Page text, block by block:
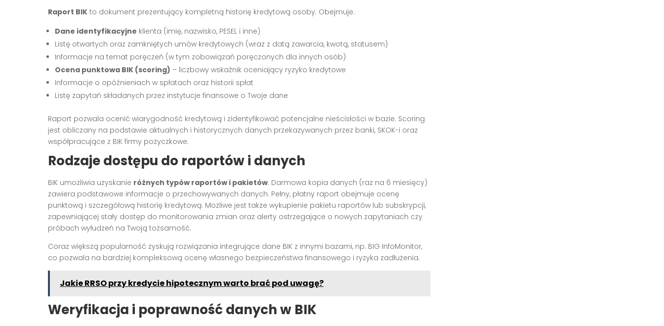
Raport BIK to dokument prezentujący kompletną historię kredytową osoby. Obejmuje:
Dane identyfikacyjne klienta (imię, nazwisko, PESEL i inne)
Listę otwartych oraz zamkniętych umów kredytowych (wraz z datą zawarcia, kwotą, statusem)
Informacje na temat poręczeń (w tym zobowiązań poręczonych dla innych osób)
Ocena punktowa BIK (scoring) – liczbowy wskaźnik oceniający ryzyko kredytowe
Informacje o opóźnieniach w spłatach oraz historii spłat
Listę zapytań składanych przez instytucje finansowe o Twoje dane
Raport pozwala ocenić wiarygodność kredytową i zidentyfikować potencjalne nieścisłości w bazie. Scoring
jest obliczany na podstawie aktualnych i historycznych danych przekazywanych przez banki, SKOK-i oraz
współpracujące z BIK firmy pożyczkowe.
Rodzaje dostępu do raportów i danych
BIK umożliwia uzyskanie różnych typów raportów i pakietów. Darmowa kopia danych (raz na 6 miesięcy)
zawiera podstawowe informacje o przechowywanych danych. Pełny, płatny raport obejmuje ocenę
punktową i szczegółową historię kredytową. Możliwe jest także wykupienie pakietu raportów lub subskrypcji,
zapewniającej stały dostęp do monitorowania zmian oraz alerty ostrzegające o nowych zapytaniach czy
próbach wyłudzeń na Twoją tożsamość.
Coraz większą popularność zyskują rozwiązania integrujące dane BIK z innymi bazami, np. BIG InfoMonitor,
co pozwala na bardziej kompleksową ocenę własnego bezpieczeństwa finansowego i ryzyka zadłużenia.
Jakie RRSO przy kredycie hipotecznym warto brać pod uwagę?
Weryfikacja i poprawność danych w BIK